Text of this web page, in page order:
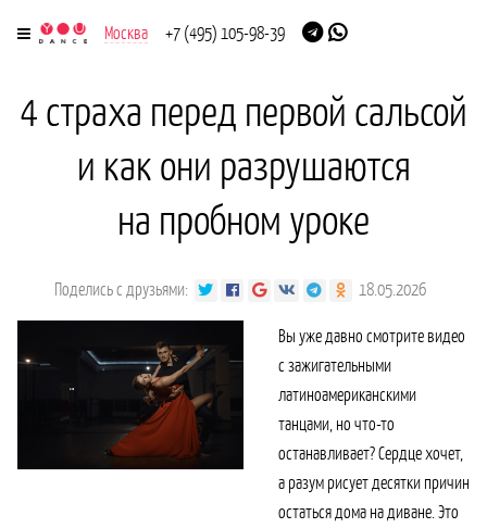
Москва +7 (495) 105-98-39
4 страха перед первой сальсой
и как они разрушаются
на пробном уроке
Поделись с друзьями: 18.05.2026
Вы уже давно смотрите видео
с зажигательными
латиноамериканскими
танцами, но что-то
останавливает? Сердце хочет,
а разум рисует десятки причин
остаться дома на диване. Это